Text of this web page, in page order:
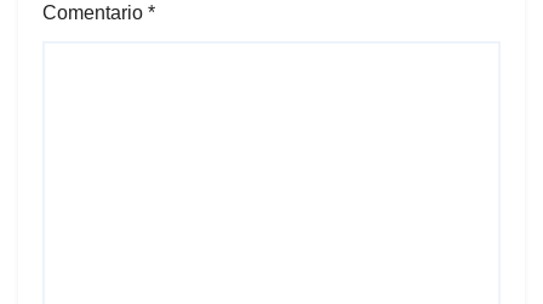
Comentario *